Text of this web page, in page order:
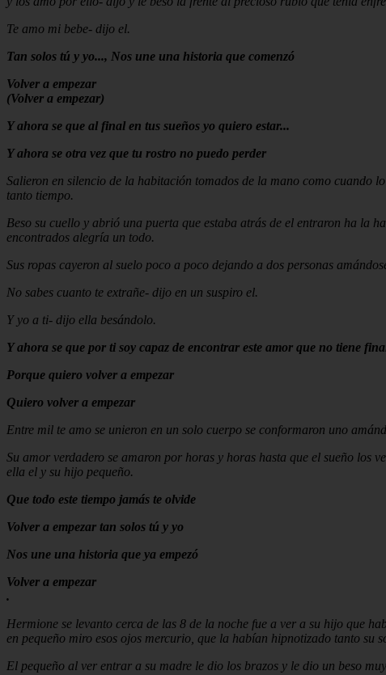
Te amo mi bebe- dijo el.
Tan solos tú y yo..., Nos une una historia que comenzó
Volver a empezar
(Volver a empezar)
Y ahora se que al final en tus sueños yo quiero estar...
Y ahora se otra vez que tu rostro no puedo perder
Salieron en silencio de la habitación tomados de la mano como cuando
tanto tiempo.
Beso su cuello y abrió una puerta que estaba atrás de el entraron ha la
encontrados alegría un todo.
Sus ropas cayeron al suelo poco a poco dejando a dos personas
No sabes cuanto te extrañe- dijo en un suspiro el.
Y yo a ti- dijo ella besándolo.
Y ahora se que por ti soy capaz de encontrar este amor que no tiene
Porque quiero volver a empezar
Quiero volver a empezar
Entre mil te amo se unieron en un solo cuerpo se conformaron uno
Su amor verdadero se amaron por horas y horas hasta que el sueño los
ella el y su hijo pequeño.
Que todo este tiempo jamás te olvide
Volver a empezar tan solos tú y yo
Nos une una historia que ya empezó
Volver a empezar
.
Hermione se levanto cerca de las 8 de la noche fue a ver a su hijo que
en pequeño miro esos ojos mercurio, que la habían hipnotizado tanto su
El pequeño al ver entrar a su madre le dio los brazos y le dio un beso